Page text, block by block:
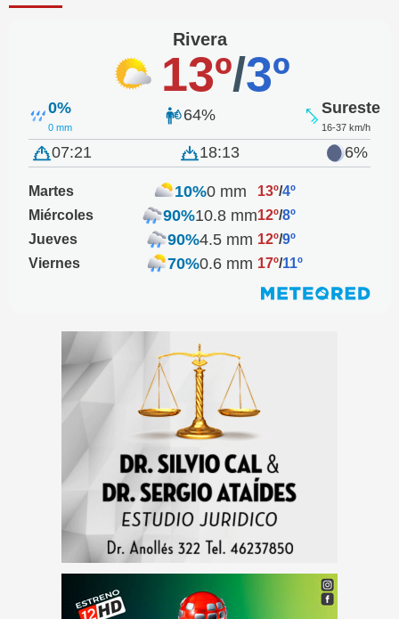
Rivera
13º/3º
0%
0 mm
64% Sureste
16-37 km/h
07:21 18:13 6%
Martes 10%0 mm 13º/4º
Miércoles
90%10.8 mm12º/8º
Jueves
90%4.5 mm 12º/9º
Viernes
70%0.6 mm 17º/11º